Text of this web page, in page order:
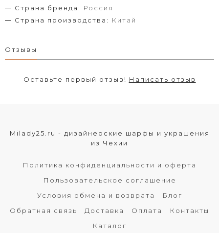
Страна бренда:
Россия
Страна производства:
Китай
Отзывы
Оставьте первый отзыв! Написать отзыв
Milady25.ru - дизайнерские шарфы и украшения
из Чехии
Политика конфиденциальности и оферта
Пользовательское соглашение
Условия обмена и возврата
Блог
Обратная связь
Доставка Оплата
Контакты
Каталог